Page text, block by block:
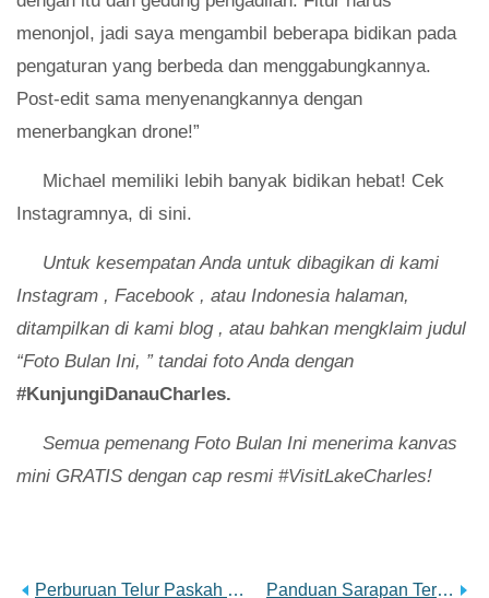
menonjol, jadi saya mengambil beberapa bidikan pada
pengaturan yang berbeda dan menggabungkannya.
Post-edit sama menyenangkannya dengan
menerbangkan drone!”
Michael memiliki lebih banyak bidikan hebat! Cek
Instagramnya, di sini.
Untuk kesempatan Anda untuk dibagikan di kami
Instagram , Facebook , atau Indonesia halaman,
ditampilkan di kami blog , atau bahkan mengklaim judul
“Foto Bulan Ini, ” tandai foto Anda dengan
#KunjungiDanauCharles.
Semua pemenang Foto Bulan Ini menerima kanvas
mini GRATIS dengan cap resmi #VisitLakeCharles!
Perburuan Telur Paskah Di Danau Charles Panduan Sarapan Terbaik Danau Charles